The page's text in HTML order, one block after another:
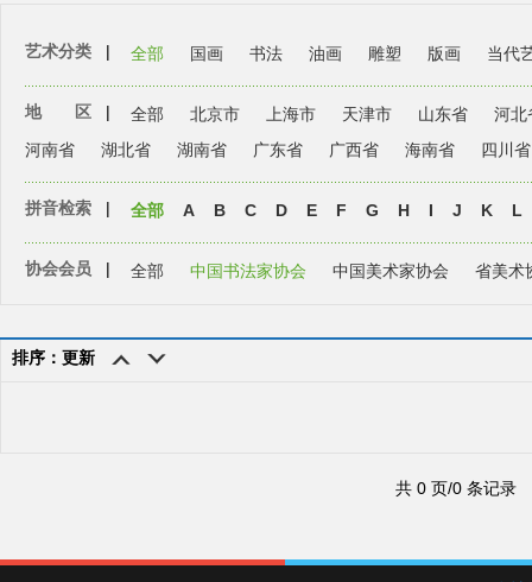
艺术分类 | 全部 国画 书法 油画 雕塑 版画 当代
地 区 | 全部 北京市 上海市 天津市 山东省
河北
河南省
湖北省 湖南省 广东省 广西省 海南省 四川省
拼音检索 | 全部 A B C D E F G H I J K L
协会会员 | 全部 中国书法家协会 中国美术家协会 省美术
排序：更新
共 0 页/0 条记录